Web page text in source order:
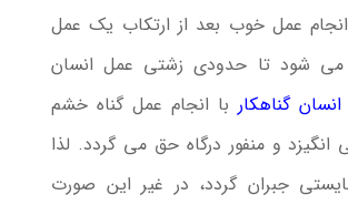
عمل خوب بعد از ارتكاب یك عمل
شود تا حدودی زشتی عمل انسان
انسان گناهكار با انجام عمل گناه خشم
انگیزد و منفور درگاه حق می گردد. لذا
جبران گردد، در غیر این صورت